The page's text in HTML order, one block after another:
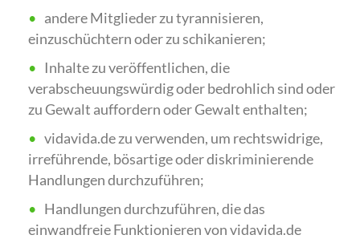
andere Mitglieder zu tyrannisieren,
einzuschüchtern oder zu schikanieren;
Inhalte zu veröffentlichen, die
verabscheuungswürdig oder bedrohlich sind oder
zu Gewalt auffordern oder Gewalt enthalten;
vidavida.de zu verwenden, um rechtswidrige,
irreführende, bösartige oder diskriminierende
Handlungen durchzuführen;
Handlungen durchzuführen, die das
einwandfreie Funktionieren von vidavida.de